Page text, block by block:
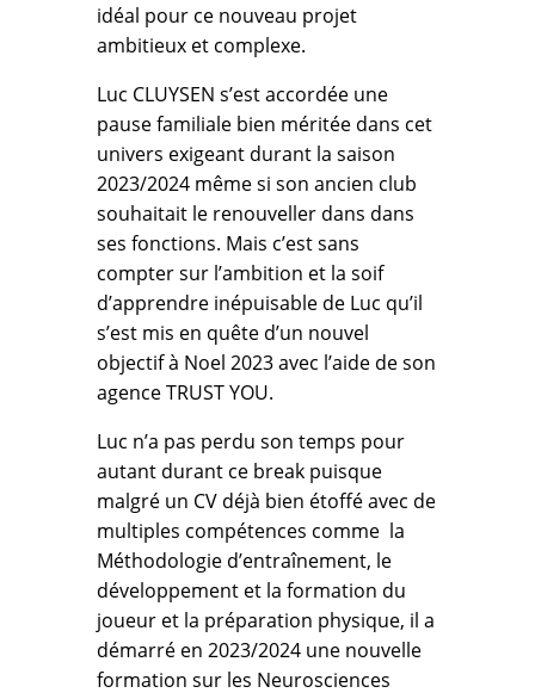
idéal pour ce nouveau projet
ambitieux et complexe.
Luc CLUYSEN s’est accordée une
pause familiale bien méritée dans cet
univers exigeant durant la saison
2023/2024 même si son ancien club
souhaitait le renouveller dans dans
ses fonctions. Mais c’est sans
compter sur l’ambition et la soif
d’apprendre inépuisable de Luc qu’il
s’est mis en quête d’un nouvel
objectif à Noel 2023 avec l’aide de son
agence TRUST YOU.
Luc n’a pas perdu son temps pour
autant durant ce break puisque
malgré un CV déjà bien étoffé avec de
multiples compétences comme la
Méthodologie d’entraînement, le
développement et la formation du
joueur et la préparation physique, il a
démarré en 2023/2024 une nouvelle
formation sur les Neurosciences